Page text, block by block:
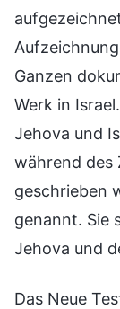
Ganzen
Werk in
Jehova und
während des
geschrieben
genannt. Sie
Jehova und
Das Neue